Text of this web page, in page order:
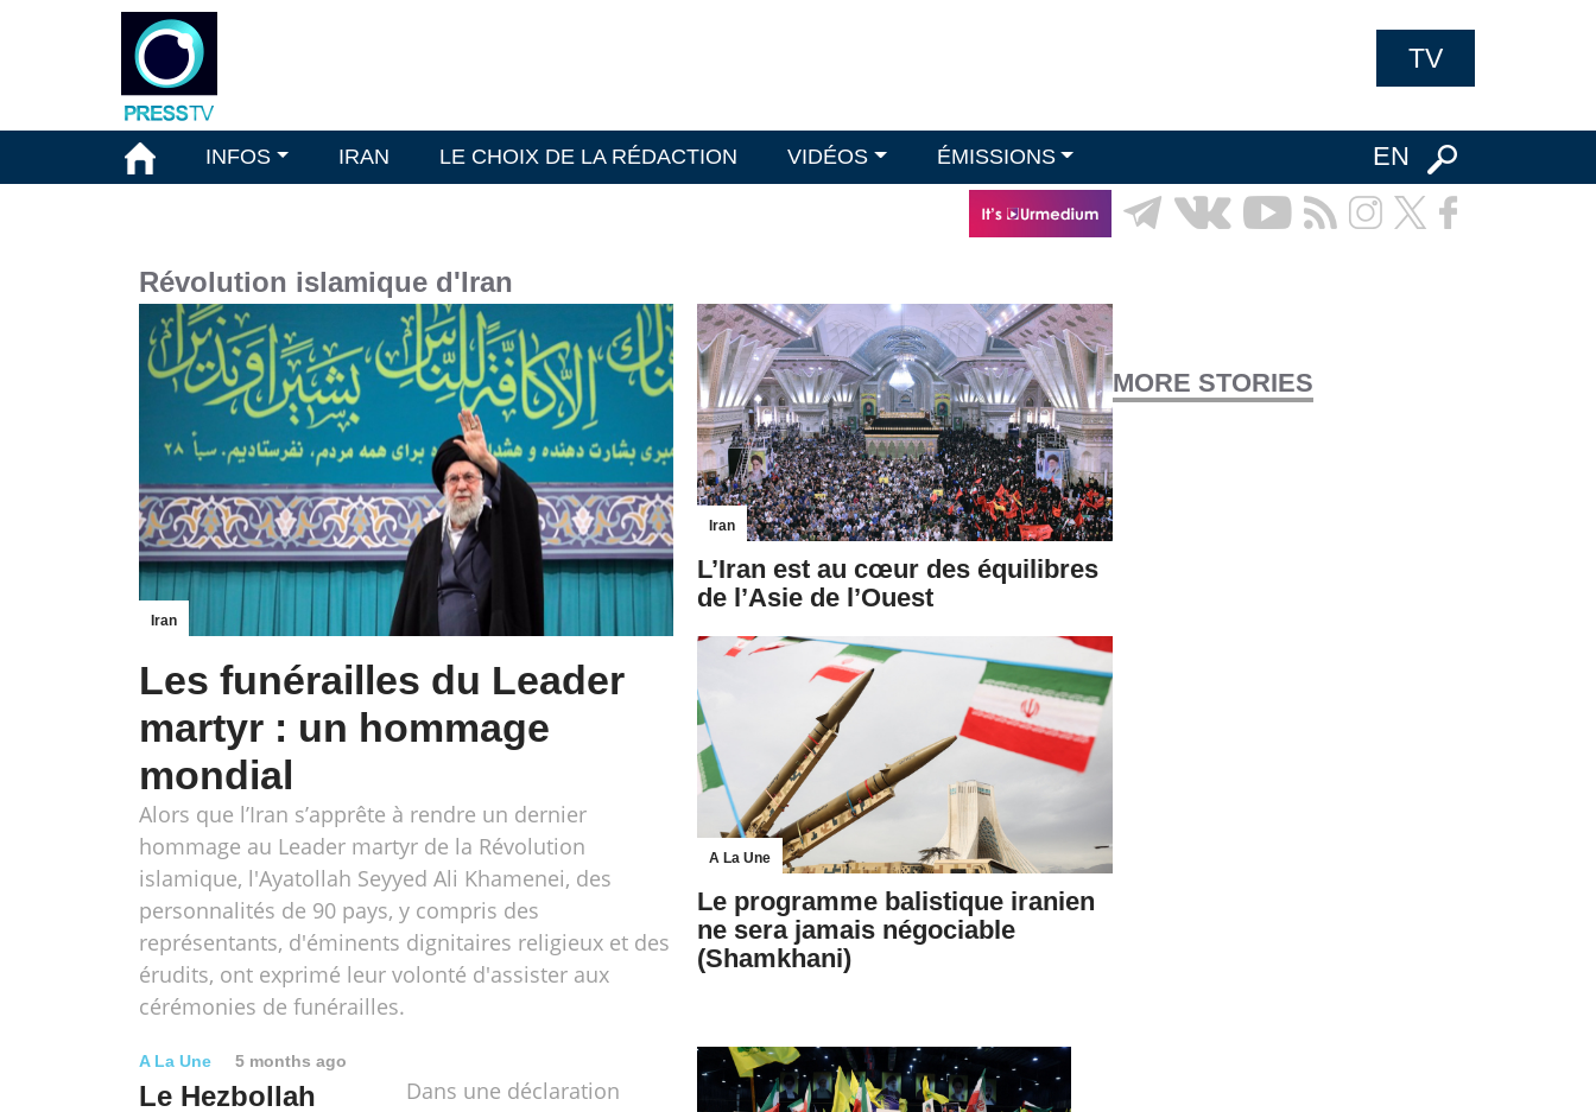
TV
INFOS IRAN LE CHOIX DE LA RÉDACTION VIDÉOS ÉMISSIONS EN
Révolution islamique d'Iran
Iran
Les funérailles du Leader
martyr : un hommage
mondial
Alors que l’Iran s’apprête à rendre un dernier
hommage au Leader martyr de la Révolution
islamique, l'Ayatollah Seyyed Ali Khamenei, des
personnalités de 90 pays, y compris des
représentants, d'éminents dignitaires religieux et des
érudits, ont exprimé leur volonté d'assister aux
cérémonies de funérailles.
Iran
L’Iran est au cœur des équilibres
de l’Asie de l’Ouest
A La Une
Le programme balistique iranien
ne sera jamais négociable
(Shamkhani)
MORE STORIES
A La Une 5 months ago
Le Hezbollah
Dans une déclaration